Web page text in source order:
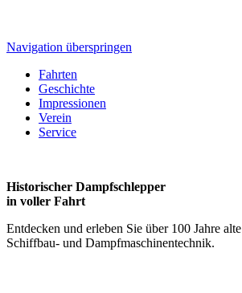
Navigation überspringen
Fahrten
Geschichte
Impressionen
Verein
Service
Historischer Dampfschlepper
in voller Fahrt
Entdecken und erleben Sie über 100 Jahre alte
Schiffbau- und Dampfmaschinentechnik.